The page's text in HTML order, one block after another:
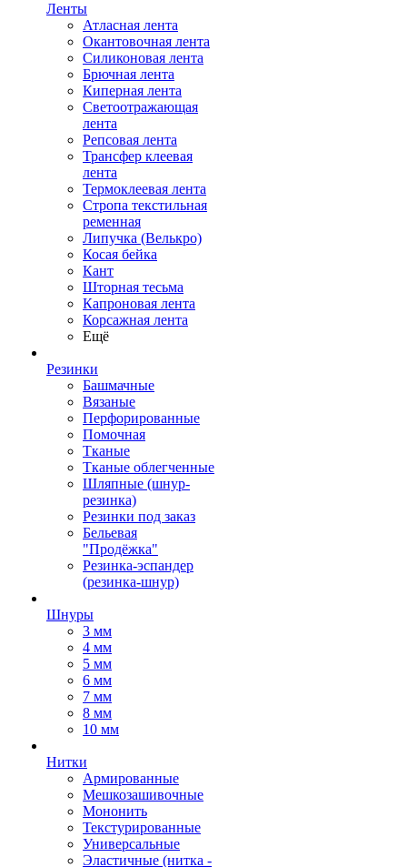
Ленты
Атласная лента
Окантовочная лента
Силиконовая лента
Брючная лента
Киперная лента
Светоотражающая
лента
Репсовая лента
Трансфер клеевая
лента
Термоклеевая лента
Стропа текстильная
ременная
Липучка (Велькро)
Косая бейка
Кант
Шторная тесьма
Капроновая лента
Корсажная лента
Ещё
Резинки
Башмачные
Вязаные
Перфорированные
Помочная
Тканые
Тканые облегченные
Шляпные (шнур-
резинка)
Резинки под заказ
Бельевая
"Продёжка"
Резинка-эспандер
(резинка-шнур)
Шнуры
3 мм
4 мм
5 мм
6 мм
7 мм
8 мм
10 мм
Нитки
Армированные
Мешкозашивочные
Мононить
Текстурированные
Универсальные
Эластичные (нитка -